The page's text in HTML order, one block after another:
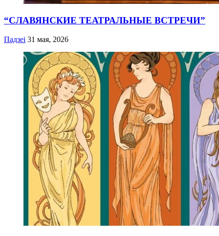
“СЛАВЯНСКИЕ ТЕАТРАЛЬНЫЕ ВСТРЕЧИ”
Падзеі 31 мая, 2026